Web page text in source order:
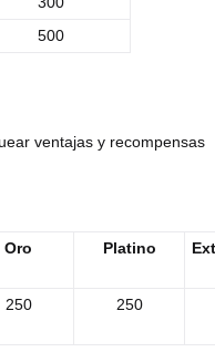
500
ventajas y recompensas
Oro Platino
250 250